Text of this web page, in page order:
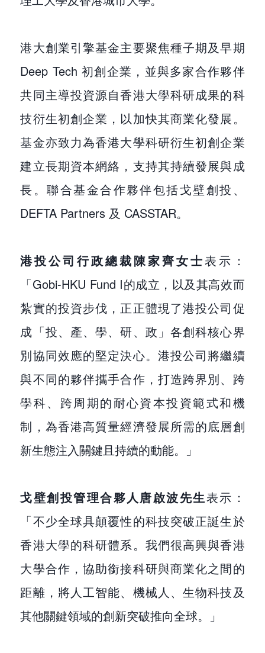
港大創業引擎基金主要聚焦種子期及早期
Deep Tech 初創企業，並與多家合作夥伴
共同主導投資源自香港大學科研成果的科
技衍生初創企業，以加快其商業化發展。
基金亦致力為香港大學科研衍生初創企業
建立長期資本網絡，支持其持續發展與成
長。聯合基金合作夥伴包括戈壁創投、
DEFTA Partners 及 CASSTAR。
港投公司行政總裁陳家齊女士表示：
「Gobi-HKU Fund I的成立，以及其高效而
紮實的投資步伐，正正體現了港投公司促
成「投、產、學、研、政」各創科核心界
別協同效應的堅定決心。港投公司將繼續
與不同的夥伴攜手合作，打造跨界別、跨
學科、跨周期的耐心資本投資範式和機
制，為香港高質量經濟發展所需的底層創
新生態注入關鍵且持續的動能。」
戈壁創投管理合夥人唐啟波先生表示：
「不少全球具顛覆性的科技突破正誕生於
香港大學的科研體系。我們很高興與香港
大學合作，協助銜接科研與商業化之間的
距離，將人工智能、機械人、生物科技及
其他關鍵領域的創新突破推向全球。」